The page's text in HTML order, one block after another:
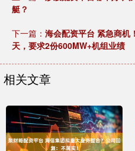
艇？
下一篇： 海会配资平台 紧急商机
天，要求2份600MW+机组业绩
相关文章